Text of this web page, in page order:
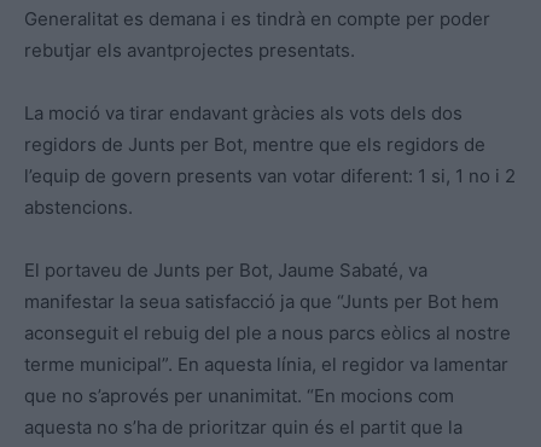
Generalitat es demana i es tindrà en compte per poder
rebutjar els avantprojectes presentats.
La moció va tirar endavant gràcies als vots dels dos
regidors de Junts per Bot, mentre que els regidors de
l’equip de govern presents van votar diferent: 1 si, 1 no i 2
abstencions.
El portaveu de Junts per Bot, Jaume Sabaté, va
manifestar la seua satisfacció ja que “Junts per Bot hem
aconseguit el rebuig del ple a nous parcs eòlics al nostre
terme municipal”. En aquesta línia, el regidor va lamentar
que no s’aprovés per unanimitat. “En mocions com
aquesta no s’ha de prioritzar quin és el partit que la